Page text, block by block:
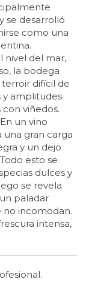
se desarrolló
como una
nivel del mar,
la bodega
difícil de
y amplitudes
viñedos.
un vino
gran carga
y un dejo
esto se
dulces y
se revela
paladar
no incomodan.
intensa,